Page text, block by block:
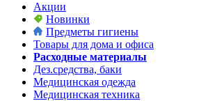
Акции
Новинки
Предметы гигиены
Товары для дома и офиса
Расходные материалы
Дез.средства, баки
Медицинская одежда
Медицинская техника